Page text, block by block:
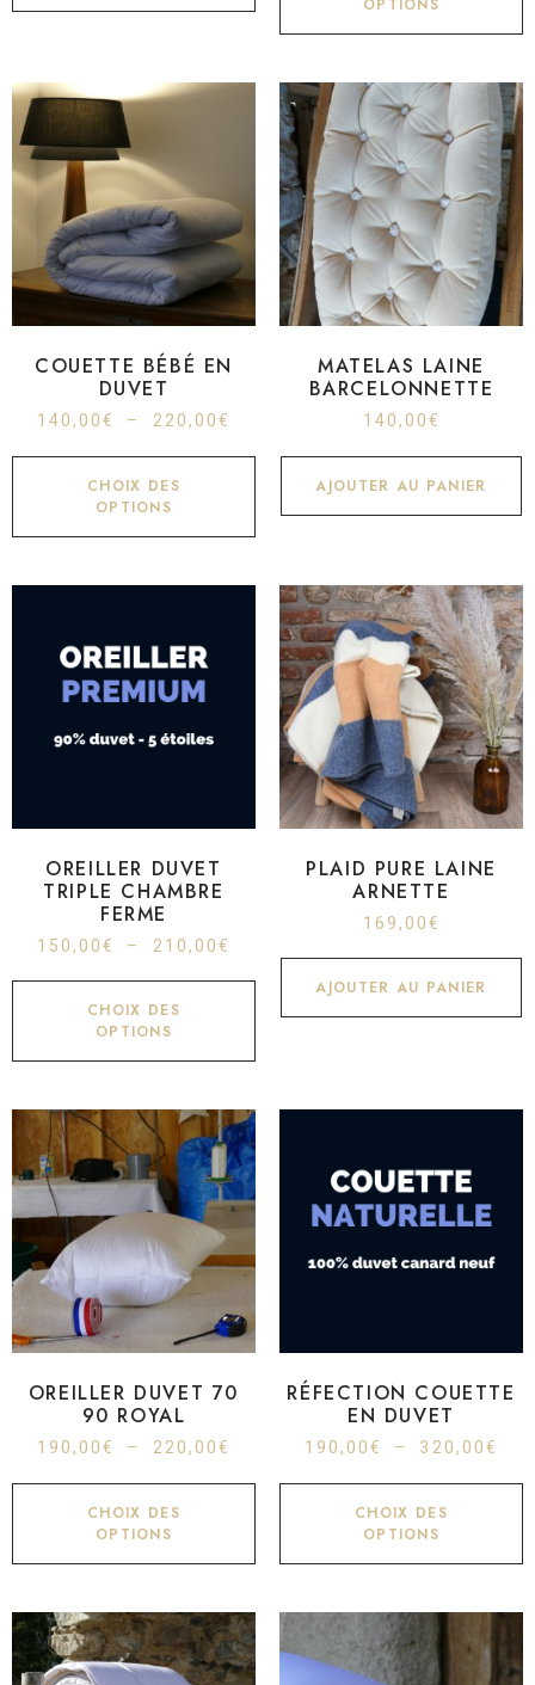
OPTIONS
COUETTE BÉBÉ EN
DUVET
140,00€ – 220,00€
CHOIX DES
OPTIONS
MATELAS LAINE
BARCELONNETTE
140,00€
AJOUTER AU PANIER
OREILLER DUVET
TRIPLE CHAMBRE
FERME
150,00€ – 210,00€
CHOIX DES
OPTIONS
PLAID PURE LAINE
ARNETTE
169,00€
AJOUTER AU PANIER
OREILLER DUVET 70
90 ROYAL
190,00€ – 220,00€
CHOIX DES
OPTIONS
RÉFECTION COUETTE
EN DUVET
190,00€ – 320,00€
CHOIX DES
OPTIONS